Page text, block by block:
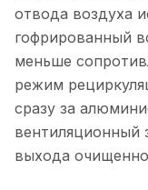
отвода воздуха
гофрированный
меньше
режим
сразу за
вентиляционный
выхода